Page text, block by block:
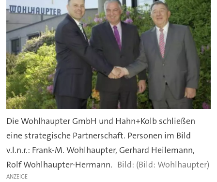
Die Wohlhaupter GmbH und Hahn+Kolb schließen
eine strategische Partnerschaft. Personen im Bild
v.l.n.r.: Frank-M. Wohlhaupter, Gerhard Heilemann,
Rolf Wohlhaupter-Hermann.
(Bild: Wohlhaupter)
ANZEIGE